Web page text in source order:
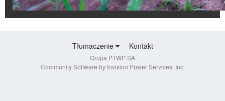
Tłumaczenie Kontakt
Grupa PTWP SA
Community Software by Invision Power Services, Inc.